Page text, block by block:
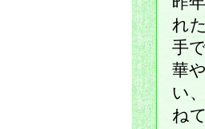
れ
手
華
い
ね